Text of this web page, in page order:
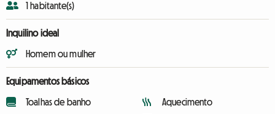
1 habitante(s)
Inquilino ideal
Homem ou mulher
Equipamentos básicos
Toalhas de banho
Aquecimento